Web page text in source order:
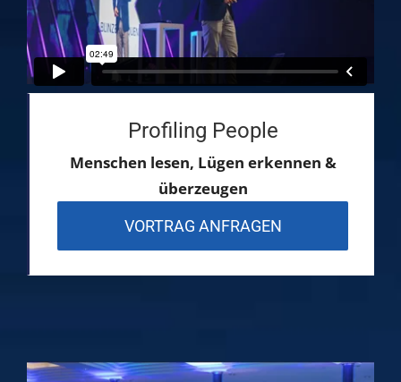
Profiling People
Menschen lesen, Lügen erkennen &
überzeugen
VORTRAG ANFRAGEN